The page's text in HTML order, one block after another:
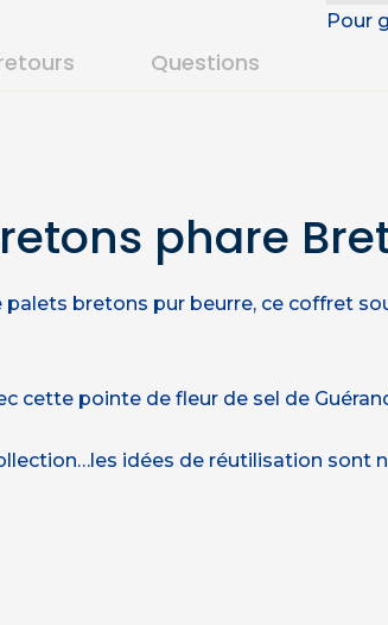
Pour
Questions
phare
bretons pur beurre, ce coffret
cette pointe de fleur de sel de
idées de réutilisation sont